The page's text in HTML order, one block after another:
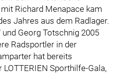
Richard Menapace kam
Jahres aus dem Radlager.
Georg Totschnig 2005
Radsportler in der
hat bereits
Sporthilfe-Gala,